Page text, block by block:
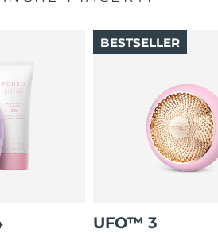
UFO™ 3
BESTSELLER